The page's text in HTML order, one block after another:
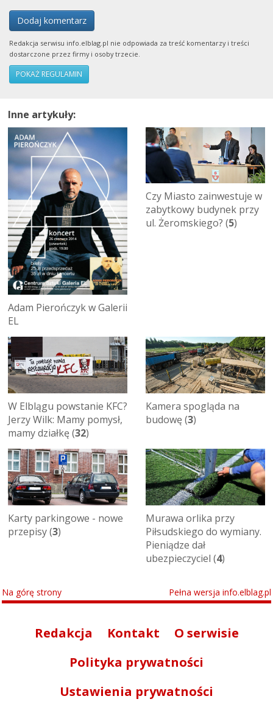
Dodaj komentarz
Redakcja serwisu info.elblag.pl nie odpowiada za treść komentarzy i treści
dostarczone przez firmy i osoby trzecie.
POKAŻ REGULAMIN
Inne artykuły:
Adam Pierończyk w Galerii
EL
Czy Miasto zainwestuje w
zabytkowy budynek przy
ul. Żeromskiego? (5)
W Elblągu powstanie KFC?
Jerzy Wilk: Mamy pomysł,
mamy działkę (32)
Kamera spogląda na
budowę (3)
Karty parkingowe - nowe
przepisy (3)
Murawa orlika przy
Piłsudskiego do wymiany.
Pieniądze dał
ubezpieczyciel (4)
Na górę strony Pełna wersja info.elblag.pl
Redakcja Kontakt
O serwisie
Polityka prywatności
Ustawienia prywatności